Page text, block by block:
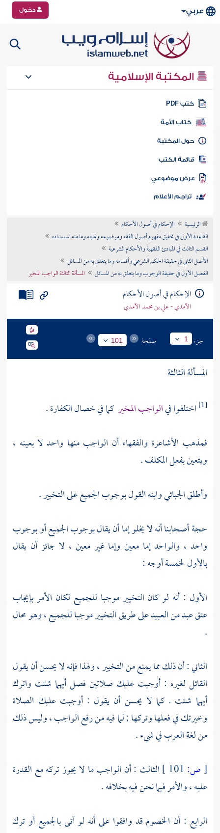
عربي دخول
المكتبة الإسلامية
كتب PDF
كتاب الأمة
المكتبة
الكتب
موضوعي
تراجم الأعلام
الرئيسية
الإحكام في أصول الأحكام
القاعدة الأولى في تحقيق مفهوم أصول الفقه وموضوعه وغايته وما منه استمداده
القسم الثالث في المبادئ الفقهية والأحكام الشرعية
الأصل الثاني في حقيقة الحكم الشرعي وأقسامه وما يتعلق به من المسائل
الفصل الأول في حقيقة الوجوب وما يتعلق به من المسائل
المسألة الثالثة الواجب المخير
الإحكام في أصول الأحكام
الآمدي - علي بن محمد الآمدي
جزء 1 صفحة 101
المسألة الثالثة
[1] اختلفوا فيالواجب المخير كما في خصال الكفارة .
فمذهب الأشاعرة والفقهاء أن الواجب منها واحد لا بعينه ،
ويتعين بفعل المكلف .
وأطلقالجبائيوابنه القول بوجوب الجميع على التخيير .
حجة أصحابنا أنه لا يخلو إما أن يقال بوجوب الجميع أو بوجوب
واحد ، والواحد إما معين وإما غير معين ، لا جائز أن يقال
بالأول لخمسة أوجه :
الأول : أنه لو كان التخيير موجبا للجميع لكان الأمر بإيجاب
عتق عبد من العبيد على طريق التخيير موجبا للجميع ، وهو محال
.
الثاني : أن ذلك مما يمنع من التخيير ، ولهذا فإنه لا يحسن أن يقول
القائل لغيره : أوجبت عليك صلاتين فصل أيهما شئت واترك
أيهما شئت . كما لا يحسن أن يقول : أوجبت عليك الصلاة
وخيرتك في فعلها وتركها ; لما فيه من رفع الواجب ، وليس ذلك
من لغة العرب في شيء .
[ص:
الثالث : أن الواجب ما لا يجوز تركه مع القدرة
عليه ، والأمر فيما نحن فيه بخلافه .
الرابع : أن الخصوم قد وافقوا على أنه لو أتى بالجميع أو ترك